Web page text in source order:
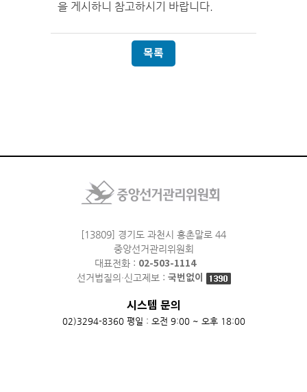
을 게시하니 참고하시기 바랍니다.
목록
[13809] 경기도 과천시 홍촌말로 44
중앙선거관리위원회
대표전화 : 02-503-1114
선거법질의·신고제보 : 국번없이
시스템 문의
02)3294-8360평일 : 오전 9:00 ~ 오후 18:00